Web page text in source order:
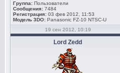
Группа: Пользователи
Сообщения: 7484
Регистрация: 03 фев 2012, 11:53
Модель 3DO: Panasonic FZ-10 NTSC-U
19 сен 2012, 10:19
Lord Zedd